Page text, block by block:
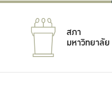
สภา
มหาวิทยาลัย